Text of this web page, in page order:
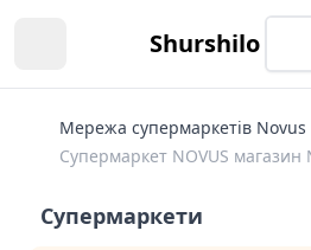
Shurshilo
Мережа супермаркетів Novus
Супермаркет NOVUS магазин
Супермаркети